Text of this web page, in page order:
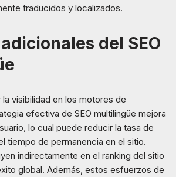
traducidos y localizados.
del SEO
visibilidad en los motores de
efectiva de SEO multilingüe mejora
lo cual puede reducir la tasa de
tiempo de permanencia en el sitio.
indirectamente en el ranking del sitio
global. Además, estos esfuerzos de